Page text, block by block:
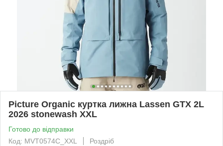
Picture Organic куртка лижна Lassen GTX 2L
2026 stonewash XXL
Готово до відправки
Код: MVT0574C_XXL
Роздріб